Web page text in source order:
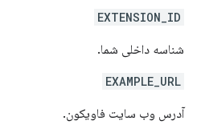
EXTENSION_ID
شناسه داخلی شما.
EXAMPLE_URL
آدرس وب سایت فاویکون.